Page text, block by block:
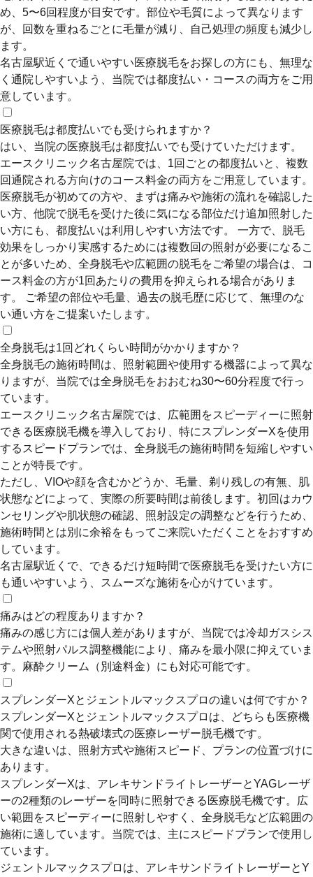
め、5〜6回程度が目安です。部位や毛質によって異なります
が、回数を重ねるごとに毛量が減り、自己処理の頻度も減少し
ます。
名古屋駅近くで通いやすい医療脱毛をお探しの方にも、無理な
く通院しやすいよう、当院では都度払い・コースの両方をご用
意しています。
医療脱毛は都度払いでも受けられますか？
はい、当院の医療脱毛は都度払いでも受けていただけます。
エースクリニック名古屋院では、1回ごとの都度払いと、複数
回通院される方向けのコース料金の両方をご用意しています。
医療脱毛が初めての方や、まずは痛みや施術の流れを確認した
い方、他院で脱毛を受けた後に気になる部位だけ追加照射した
い方にも、都度払いは利用しやすい方法です。 一方で、脱毛
効果をしっかり実感するためには複数回の照射が必要になるこ
とが多いため、全身脱毛や広範囲の脱毛をご希望の場合は、コ
ース料金の方が1回あたりの費用を抑えられる場合がありま
す。 ご希望の部位や毛量、過去の脱毛歴に応じて、無理のな
い通い方をご提案いたします。
全身脱毛は1回どれくらい時間がかかりますか？
全身脱毛の施術時間は、照射範囲や使用する機器によって異な
りますが、当院では全身脱毛をおおむね30〜60分程度で行っ
ています。
エースクリニック名古屋院では、広範囲をスピーディーに照射
できる医療脱毛機を導入しており、特にスプレンダーXを使用
するスピードプランでは、全身脱毛の施術時間を短縮しやすい
ことが特長です。
ただし、VIOや顔を含むかどうか、毛量、剃り残しの有無、肌
状態などによって、実際の所要時間は前後します。初回はカウ
ンセリングや肌状態の確認、照射設定の調整などを行うため、
施術時間とは別に余裕をもってご来院いただくことをおすすめ
しています。
名古屋駅近くで、できるだけ短時間で医療脱毛を受けたい方に
も通いやすいよう、スムーズな施術を心がけています。
痛みはどの程度ありますか？
痛みの感じ方には個人差がありますが、当院では冷却ガスシス
テムや照射パルス調整機能により、痛みを最小限に抑えていま
す。麻酔クリーム（別途料金）にも対応可能です。
スプレンダーXとジェントルマックスプロの違いは何ですか？
スプレンダーXとジェントルマックスプロは、どちらも医療機
関で使用される熱破壊式の医療レーザー脱毛機です。
大きな違いは、照射方式や施術スピード、プランの位置づけに
あります。
スプレンダーXは、アレキサンドライトレーザーとYAGレーザ
ーの2種類のレーザーを同時に照射できる医療脱毛機です。広
い範囲をスピーディーに照射しやすく、全身脱毛など広範囲の
施術に適しています。当院では、主にスピードプランで使用し
ています。
ジェントルマックスプロは、アレキサンドライトレーザーとY